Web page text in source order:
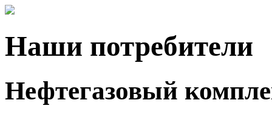
Наши потребители
Нефтегазовый